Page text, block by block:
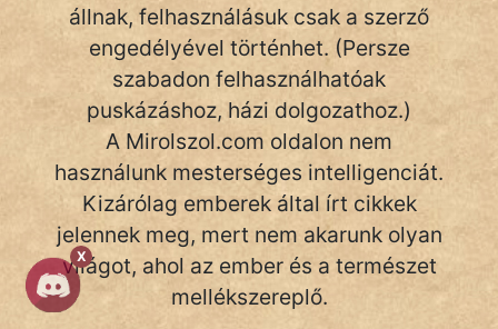
X
állnak, felhasználásuk csak a szerző
engedélyével történhet. (Persze
szabadon felhasználhatóak
puskázáshoz, házi dolgozathoz.)
A Mirolszol.com oldalon nem
használunk mesterséges intelligenciát.
Kizárólag emberek által írt cikkek
jelennek meg, mert nem akarunk olyan
világot, ahol az ember és a természet
mellékszereplő.